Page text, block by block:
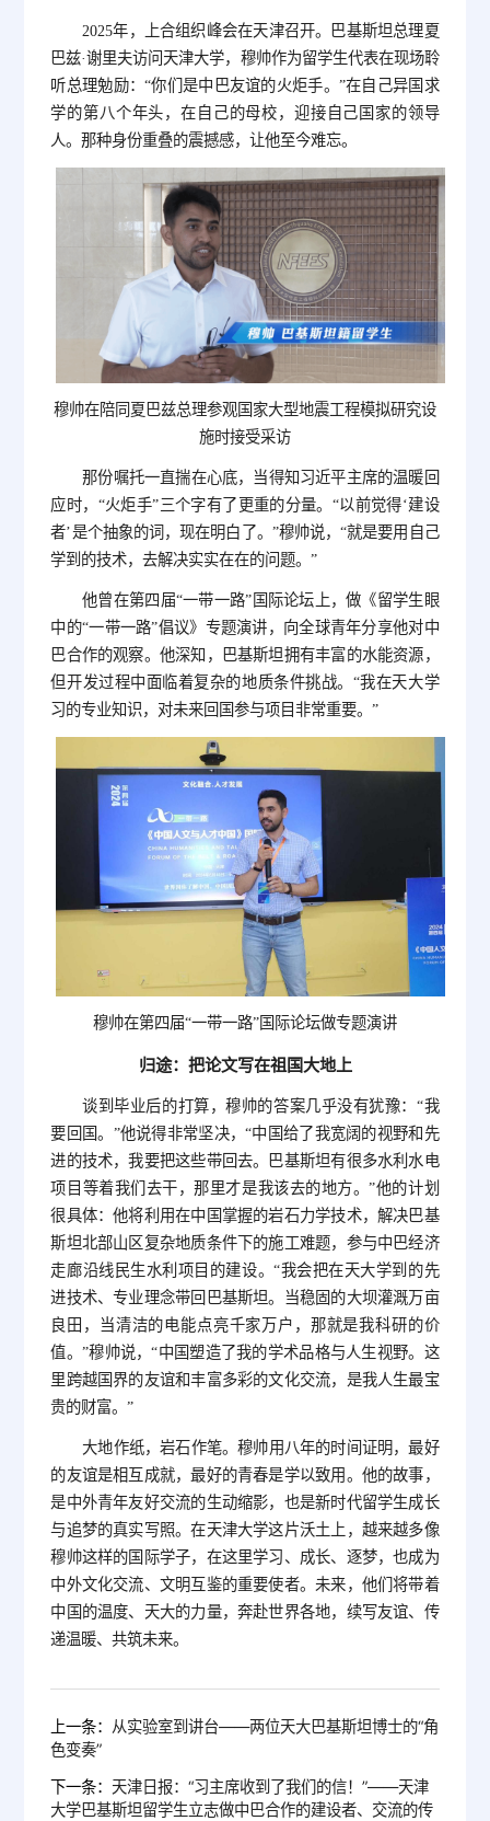
2025年，上合组织峰会在天津召开。巴基斯坦总理夏
巴兹·谢里夫访问天津大学，穆帅作为留学生代表在现场聆
听总理勉励：“你们是中巴友谊的火炬手。”在自己异国求
学的第八个年头，在自己的母校，迎接自己国家的领导
人。那种身份重叠的震撼感，让他至今难忘。
穆帅在陪同夏巴兹总理参观国家大型地震工程模拟研究设
施时接受采访
那份嘱托一直揣在心底，当得知习近平主席的温暖回
应时，“火炬手”三个字有了更重的分量。“以前觉得‘建设
者’是个抽象的词，现在明白了。”穆帅说，“就是要用自己
学到的技术，去解决实实在在的问题。”
他曾在第四届“一带一路”国际论坛上，做《留学生眼
中的“一带一路”倡议》专题演讲，向全球青年分享他对中
巴合作的观察。他深知，巴基斯坦拥有丰富的水能资源，
但开发过程中面临着复杂的地质条件挑战。“我在天大学
习的专业知识，对未来回国参与项目非常重要。”
穆帅在第四届“一带一路”国际论坛做专题演讲
归途：把论文写在祖国大地上
谈到毕业后的打算，穆帅的答案几乎没有犹豫：“我
要回国。”他说得非常坚决，“中国给了我宽阔的视野和先
进的技术，我要把这些带回去。巴基斯坦有很多水利水电
项目等着我们去干，那里才是我该去的地方。”他的计划
很具体：他将利用在中国掌握的岩石力学技术，解决巴基
斯坦北部山区复杂地质条件下的施工难题，参与中巴经济
走廊沿线民生水利项目的建设。“我会把在天大学到的先
进技术、专业理念带回巴基斯坦。当稳固的大坝灌溉万亩
良田，当清洁的电能点亮千家万户，那就是我科研的价
值。”穆帅说，“中国塑造了我的学术品格与人生视野。这
里跨越国界的友谊和丰富多彩的文化交流，是我人生最宝
贵的财富。”
大地作纸，岩石作笔。穆帅用八年的时间证明，最好
的友谊是相互成就，最好的青春是学以致用。他的故事，
是中外青年友好交流的生动缩影，也是新时代留学生成长
与追梦的真实写照。在天津大学这片沃土上，越来越多像
穆帅这样的国际学子，在这里学习、成长、逐梦，也成为
中外文化交流、文明互鉴的重要使者。未来，他们将带着
中国的温度、天大的力量，奔赴世界各地，续写友谊、传
递温暖、共筑未来。
上一条： 从实验室到讲台——两位天大巴基斯坦博士的“角
色变奏”
下一条： 天津日报：“习主席收到了我们的信！”——天津
大学巴基斯坦留学生立志做中巴合作的建设者、交流的传